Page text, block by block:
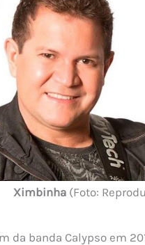
Ximbinha (Foto:
da banda Calypso em